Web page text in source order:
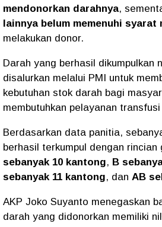
mendonorkan darahnya,
lainnya belum memenuhi syarat
melakukan donor.
Darah yang berhasil dikumpulkan
disalurkan melalui PMI untuk
kebutuhan stok darah bagi
membutuhkan pelayanan
Berdasarkan data panitia,
berhasil terkumpul dengan rincian
sebanyak 10 kantong, B
sebanyak 11 kantong, dan AB
AKP Joko Suyanto menegaskan
darah yang didonorkan memiliki